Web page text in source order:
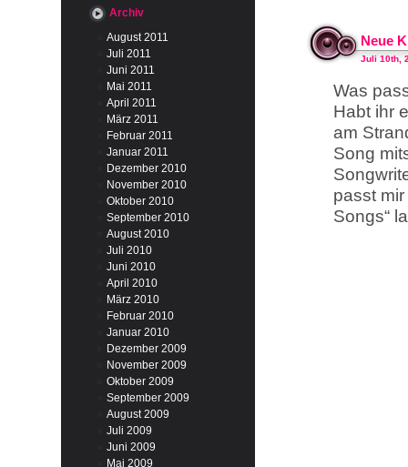
Archiv
August 2011
Juli 2011
Juni 2011
Mai 2011
April 2011
März 2011
Februar 2011
Januar 2011
Dezember 2010
November 2010
Oktober 2010
September 2010
August 2010
Juli 2010
Juni 2010
April 2010
März 2010
Februar 2010
Januar 2010
Dezember 2009
November 2009
Oktober 2009
September 2009
August 2009
Juli 2009
Juni 2009
Mai 2009
Neue
Juli 10th,
Was
Habt ihr
am
Song
passt
Songs“